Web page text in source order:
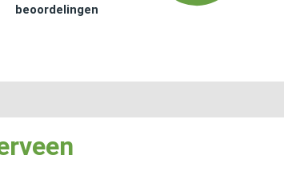
beoordelingen